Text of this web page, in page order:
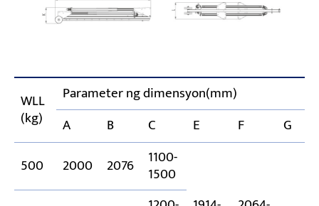
WLL
(kg)
Parameter ng dimensyon(mm)
A
B C E F
G
500
2000 2076 1100-
1500